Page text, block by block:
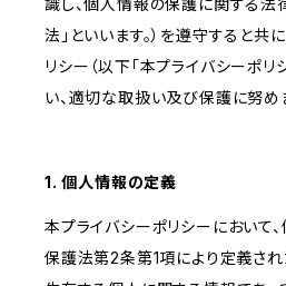
識し、個人情報の保護に関する法
法」といいます。）を遵守すると共
リシー（以下「本プライバシーポリ
い、適切な取扱い及び保護に努め
1. 個人情報の定義
本プライバシーポリシーにおいて
保護法第2条第1項により定義され